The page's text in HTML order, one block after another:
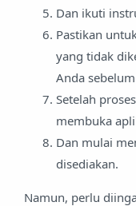
Dan ikuti
Pastikan
yang tidak
Anda
Setelah
membuka
Dan mulai
disediakan.
Namun, perlu